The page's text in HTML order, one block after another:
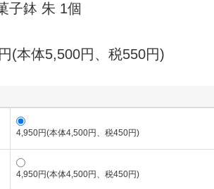
子鉢 朱 1個
(本体5,500円、税550円)
4,950円(本体4,500円、税450円)
4,950円(本体4,500円、税450円)